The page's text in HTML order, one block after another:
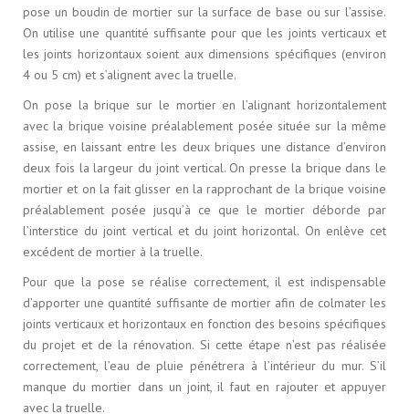
pose un boudin de mortier sur la surface de base ou sur l’assise.
On utilise une quantité suffisante pour que les joints verticaux et
les joints horizontaux soient aux dimensions spécifiques (environ
4 ou 5 cm) et s’alignent avec la truelle.
On pose la brique sur le mortier en l’alignant horizontalement
avec la brique voisine préalablement posée située sur la même
assise, en laissant entre les deux briques une distance d’environ
deux fois la largeur du joint vertical. On presse la brique dans le
mortier et on la fait glisser en la rapprochant de la brique voisine
préalablement posée jusqu’à ce que le mortier déborde par
l’interstice du joint vertical et du joint horizontal. On enlève cet
excédent de mortier à la truelle.
Pour que la pose se réalise correctement, il est indispensable
d’apporter une quantité suffisante de mortier afin de colmater les
joints verticaux et horizontaux en fonction des besoins spécifiques
du projet et de la rénovation. Si cette étape n’est pas réalisée
correctement, l’eau de pluie pénétrera à l’intérieur du mur. S’il
manque du mortier dans un joint, il faut en rajouter et appuyer
avec la truelle.